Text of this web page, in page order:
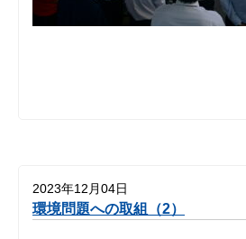
2023年12月04日
環境問題への取組（2）